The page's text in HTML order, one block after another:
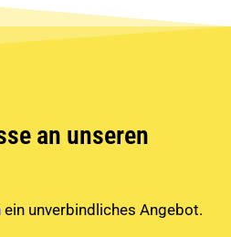
an unseren
unverbindliches Angebot.